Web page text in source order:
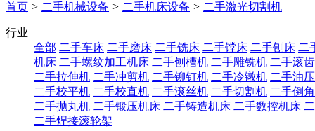
首页 > 二手机械设备 > 二手机床设备 > 二手激光切割机
行业
全部 二手车床 二手磨床 二手铣床 二手镗床 二手刨床 二
机床 二手螺纹加工机床 二手刨槽机 二手雕铣机 二手滚
二手拉伸机 二手冲剪机 二手铆钉机 二手冷镦机 二手油
二手校平机 二手校直机 二手滚丝机 二手切割机 二手倒
二手抛丸机 二手锻压机床 二手铸造机床 二手数控机床
二手焊接滚轮架